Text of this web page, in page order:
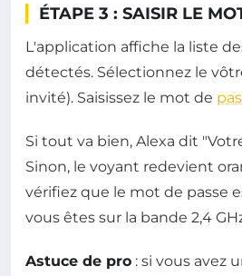
ÉTAPE 3 : SAISIR LE
L'application affiche la liste
détectés. Sélectionnez le
invité). Saisissez le mot de
Si tout va bien, Alexa dit
Sinon, le voyant redevient
vérifiez que le mot de passe
vous êtes sur la bande 2,4
Astuce de pro : si vous avez